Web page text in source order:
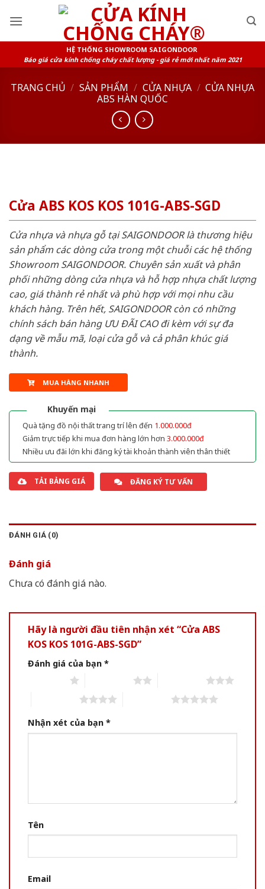
HỆ THỐNG SHOWROOM SAIGONDOOR
Báo giá cửa kính chống cháy chất lượng - giá rẻ mới nhất năm 2021
TRANG CHỦ / SẢN PHẨM / CỬA NHỰA / CỬA NHỰA
ABS HÀN QUỐC
Cửa ABS KOS KOS 101G-ABS-SGD
Cửa nhựa và nhựa gỗ tại SAIGONDOOR là thương hiệu
sản phẩm các dòng cửa trong một chuỗi các hệ thống
Showroom SAIGONDOOR. Chuyên sản xuất và phân
phối những dòng cửa nhựa và hỗ hợp nhựa chất lượng
cao, giá thành rẻ nhất và phù hợp với mọi nhu cầu
khách hàng. Trên hết, SAIGONDOOR còn có những
chính sách bán hàng ƯU ĐÃI CAO đi kèm với sự đa
dạng về mẫu mã, loại cửa gỗ và cả phân khúc giá
thành.
MUA HÀNG NHANH
Khuyến mại
Quà tặng đồ nội thất trang trí lên đến 1.000.000đ
Giảm trực tiếp khi mua đơn hàng lớn hơn 3.000.000đ
Nhiều ưu đãi lớn khi đăng ký tài khoản thành viên thân thiết
TẢI BẢNG GIÁ ĐĂNG KÝ TƯ VẤN
ĐÁNH GIÁ (0)
Đánh giá
Chưa có đánh giá nào.
Hãy là người đầu tiên nhận xét “Cửa ABS
KOS KOS 101G-ABS-SGD”
Đánh giá của bạn *
Nhận xét của bạn *
Tên
Email